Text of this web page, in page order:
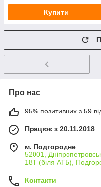
Купити
Про нас
95% позитивних з 59
Працює з 20.11.2018
м. Подгородне
52001,
18Т (біля АТБ),
Контакти